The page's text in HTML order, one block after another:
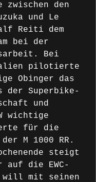
zwischen den
und Le
Reiti dem
bei der
Bei
pilotierte
Obinger das
der Superbike-
und
wichtige
für die
M 1000 RR.
steigt
die EWC-
will mit seinen